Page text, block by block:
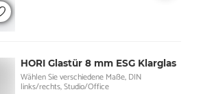
HORI Glastür 8 mm ESG Klarglas
Wählen Sie verschiedene Maße, DIN
links/rechts, Studio/Office